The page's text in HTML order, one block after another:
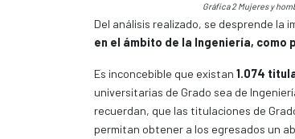
Gráfica 2 Mujeres y
Del análisis realizado, se desprende la
en el ámbito de la Ingeniería,
Es inconcebible que existan 1.074
universitarias de Grado sea de
recuerdan, que las titulaciones de
permitan obtener a los egresados un